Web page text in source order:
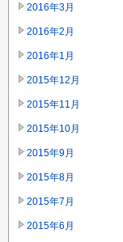
2016年3月
2016年2月
2016年1月
2015年12月
2015年11月
2015年10月
2015年9月
2015年8月
2015年7月
2015年6月